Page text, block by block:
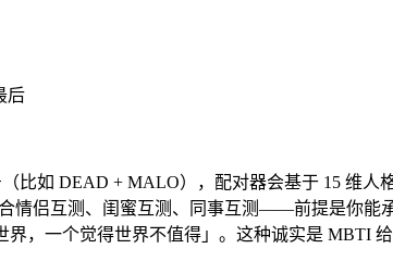
后
比如 DEAD + MALO），配对器会基于 15 维
侣互测、闺蜜互测、同事互测——前提是你能
，一个觉得世界不值得」。这种诚实是 MBTI 给